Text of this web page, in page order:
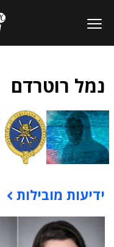
נמל רוטרדם
תוכן פרסומי
ידיעות מובילות